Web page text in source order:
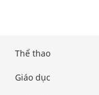
Thể thao
Giáo dục